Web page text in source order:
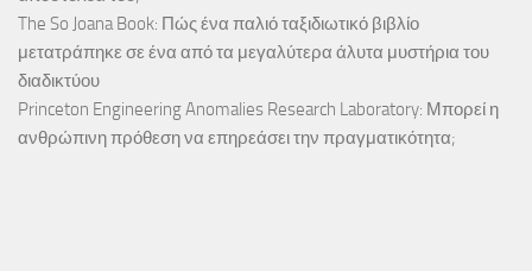
The So Joana Book: Πώς ένα παλιό ταξιδιωτικό βιβλίο
μετατράπηκε σε ένα από τα μεγαλύτερα άλυτα μυστήρια του
διαδικτύου
Princeton Engineering Anomalies Research Laboratory: Μπορεί η
ανθρώπινη πρόθεση να επηρεάσει την πραγματικότητα;